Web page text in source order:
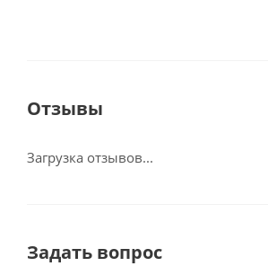
Отзывы
Загрузка отзывов...
Задать вопрос